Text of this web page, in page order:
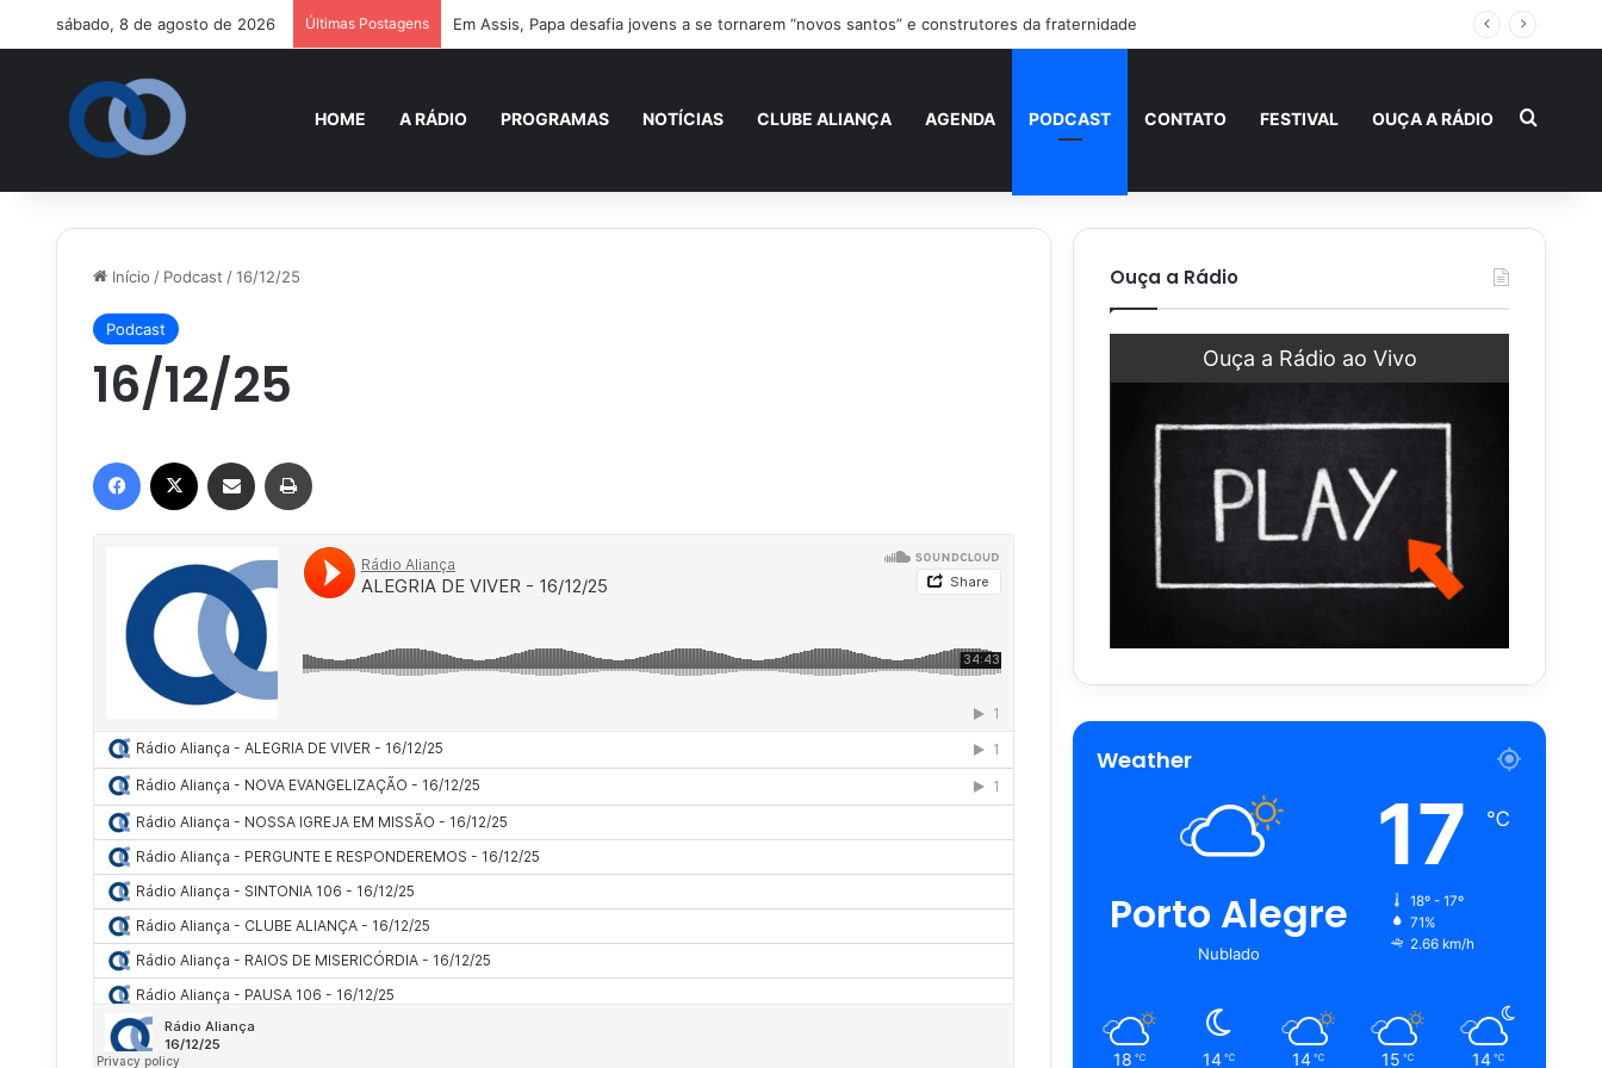
sábado, 8 de agosto de 2026 Últimas Postagens Em Assis, Papa desafia jovens a se tornarem “novos santos” e construtores da fraternidade
HOME A RÁDIO PROGRAMAS NOTÍCIAS CLUBE ALIANÇA AGENDA PODCAST CONTATO FESTIVAL OUÇA A RÁDIO
Início / Podcast /16/12/25
Podcast
16/12/25
Ouça a Rádio
Ouça a Rádio ao Vivo
Weather
Porto Alegre
Nublado
17 ℃
18º - 17º
71%
2.66 km/h
18 ℃ 14 ℃ 14 ℃ 15 ℃ 14 ℃